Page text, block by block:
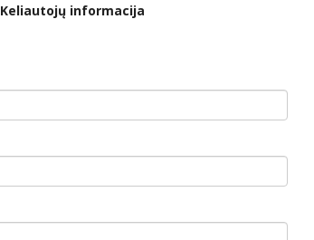
Keliautojų informacija